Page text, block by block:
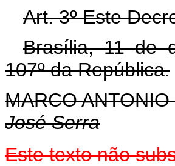
Art. 3º Este
Brasília, 11 de
107º da República.
MARCO
José Serra
Este texto não